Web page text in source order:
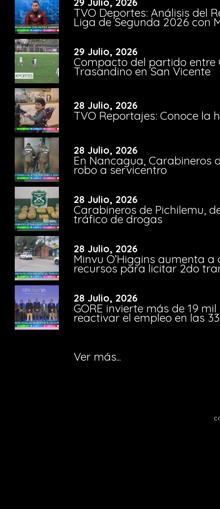
TVO Deportes: Análisis del
Liga de Segunda 2026 con
29 Julio, 2026
Compacto del partido entre
Trasandino en San Vicente
28 Julio, 2026
TVO Reportajes: Conoce la
28 Julio, 2026
En Nancagua, Carabineros
robo a servicentro
28 Julio, 2026
Carabineros de Pichilemu,
tráfico de drogas
28 Julio, 2026
Minvu O’Higgins aumenta a
recursos para licitar 2do
28 Julio, 2026
GORE invierte más de 19
reactivar el empleo en las
Ver más...